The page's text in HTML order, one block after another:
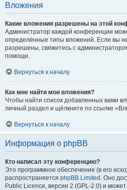
Вложения
Какие вложения разрешены на этой
Администратор каждой конференции
определённые типы вложений. Если вы
разрешены, свяжитесь с
помощи.
Вернуться к началу
Как мне найти мои вложения?
Чтобы найти список добавленных вами
личный раздел и щёлкните по ссылке
Вернуться к началу
Информация о phpBB
Кто написал эту конференцию?
Это программное обеспечение (в его
распространяется phpBB Limited . Оно
Public Licence, версии 2 (GPL-2.0) и